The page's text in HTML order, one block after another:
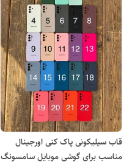
قاب سیلیکونی پاک کنی اورجینال
مناسب برای گوشی موبایل سامسونگ